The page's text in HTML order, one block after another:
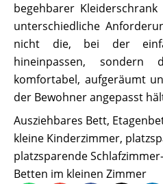
begehbarer
unterschiedliche
nicht die, bei der
hineinpassen,
komfortabel, aufgeräumt
der Bewohner angepasst
Ausziehbares Bett,
kleine Kinderzimmer,
platzsparende
Betten im kleinen Zimmer